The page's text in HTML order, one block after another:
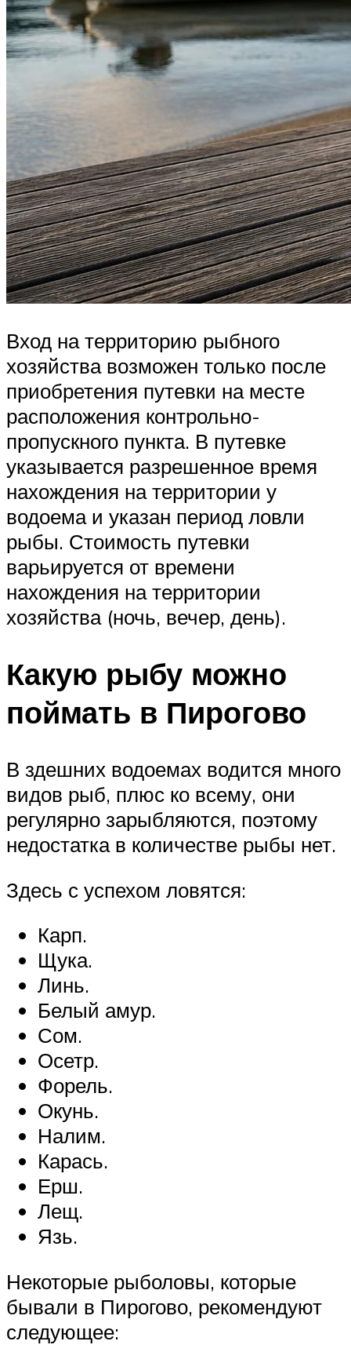
Вход на территорию рыбного
хозяйства возможен только после
приобретения путевки на месте
расположения контрольно-
пропускного пункта. В путевке
указывается разрешенное время
нахождения на территории у
водоема и указан период ловли
рыбы. Стоимость путевки
варьируется от времени
нахождения на территории
хозяйства (ночь, вечер, день).
Какую рыбу можно
поймать в Пирогово
В здешних водоемах водится много
видов рыб, плюс ко всему, они
регулярно зарыбляются, поэтому
недостатка в количестве рыбы нет.
Здесь с успехом ловятся:
Карп.
Щука.
Линь.
Белый амур.
Сом.
Осетр.
Форель.
Окунь.
Налим.
Карась.
Ерш.
Лещ.
Язь.
Некоторые рыболовы, которые
бывали в Пирогово, рекомендуют
следующее: